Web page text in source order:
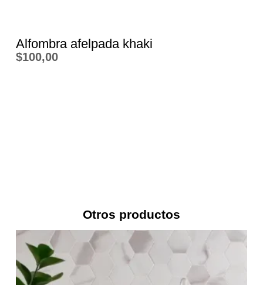
Alfombra afelpada khaki
$100,00
Otros productos